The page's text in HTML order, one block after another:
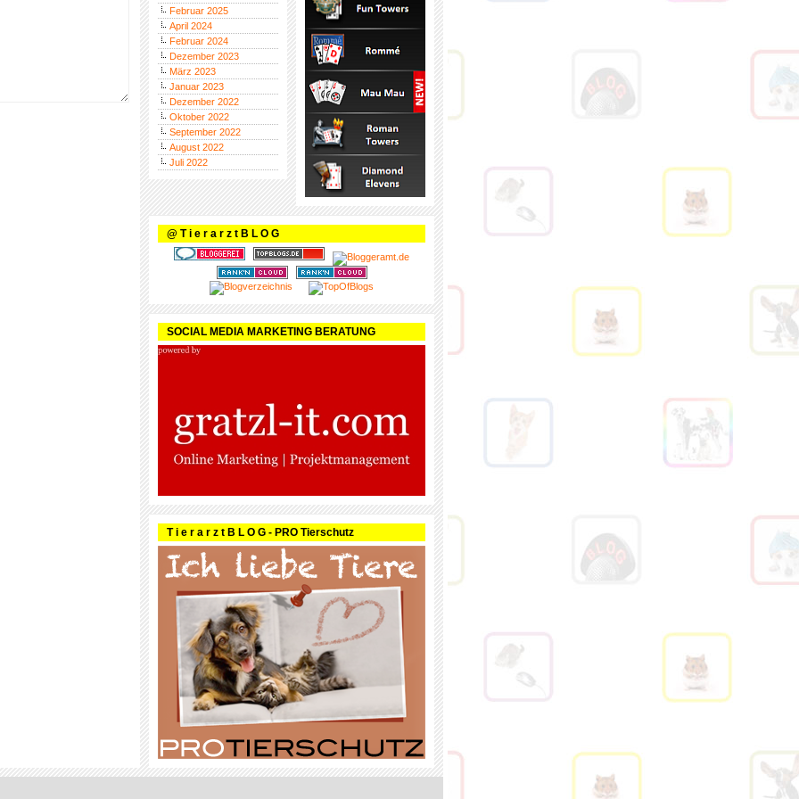
Februar 2025
April 2024
Februar 2024
Dezember 2023
März 2023
Januar 2023
Dezember 2022
Oktober 2022
September 2022
August 2022
Juli 2022
@ T i e r a r z t B L O G
SOCIAL MEDIA MARKETING BERATUNG
T i e r a r z t B L O G - PRO Tierschutz